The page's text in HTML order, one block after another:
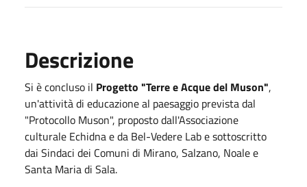
Descrizione
Si è concluso il Progetto "Terre e Acque del Muson",
un'attività di educazione al paesaggio prevista dal
"Protocollo Muson", proposto dall'Associazione
culturale Echidna e da Bel-Vedere Lab e sottoscritto
dai Sindaci dei Comuni di Mirano, Salzano, Noale e
Santa Maria di Sala.